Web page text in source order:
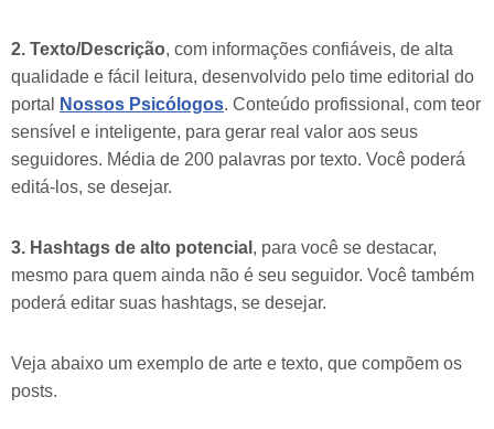
2. Texto/Descrição, com informações confiáveis, de alta
qualidade e fácil leitura, desenvolvido pelo time editorial do
portal
Nossos Psicólogos. Conteúdo profissional, com teor
sensível e inteligente, para gerar real valor aos seus
seguidores. Média de 200 palavras por texto. Você poderá
editá-los, se desejar.
3. Hashtags de alto potencial , para você se destacar,
mesmo para quem ainda não é seu seguidor. Você também
poderá editar suas hashtags, se desejar.
Veja abaixo um exemplo de arte e texto, que compõem os
posts.